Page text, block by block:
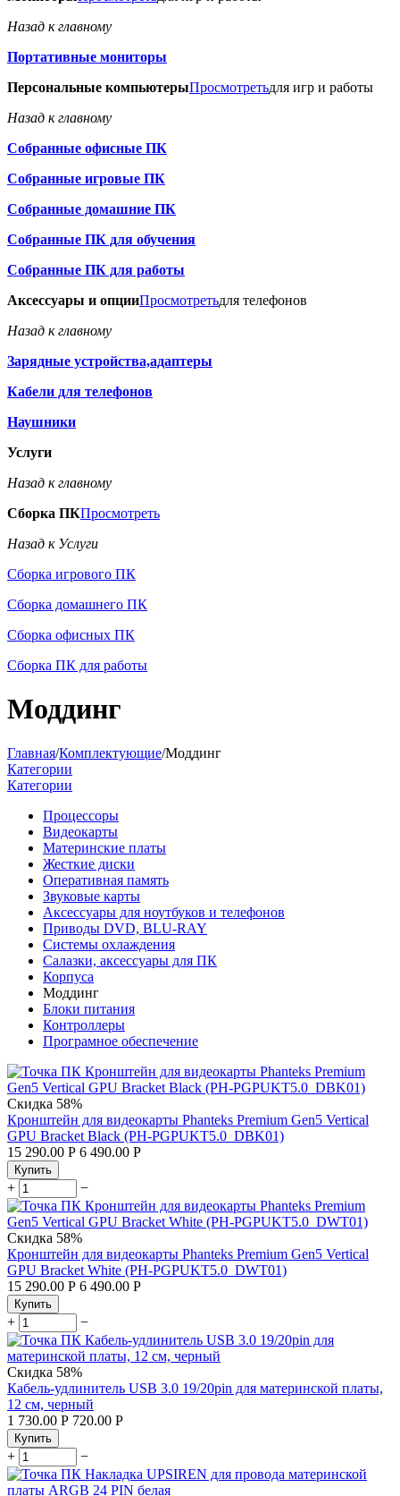
Назад к главному
Портативные мониторы
Персональные компьютерыПросмотретьдля игр и работы
Назад к главному
Собранные офисные ПК
Собранные игровые ПК
Собранные домашние ПК
Собранные ПК для обучения
Собранные ПК для работы
Аксессуары и опцииПросмотретьдля телефонов
Назад к главному
Зарядные устройства,адаптеры
Кабели для телефонов
Наушники
Услуги
Назад к главному
Сборка ПКПросмотреть
Назад к Услуги
Сборка игрового ПК
Сборка домашнего ПК
Сборка офисных ПК
Сборка ПК для работы
Моддинг
Главная/Комплектующие/Моддинг
Категории
Категории
Процессоры
Видеокарты
Материнские платы
Жесткие диски
Оперативная память
Звуковые карты
Аксессуары для ноутбуков и телефонов
Приводы DVD, BLU-RAY
Системы охлаждения
Салазки, аксессуары для ПК
Корпуса
Моддинг
Блоки питания
Контроллеры
Програмное обеспечение
Скидка 58%
Кронштейн для видеокарты Phanteks Premium Gen5 Vertical
GPU Bracket Black (PH-PGPUKT5.0_DBK01)
15 290.00 Р 6 490.00 Р
Купить
+ −
Скидка 58%
Кронштейн для видеокарты Phanteks Premium Gen5 Vertical
GPU Bracket White (PH-PGPUKT5.0_DWT01)
15 290.00 Р 6 490.00 Р
Купить
+ −
Скидка 58%
Кабель-удлинитель USB 3.0 19/20pin для материнской платы,
12 см, черный
1 730.00 Р 720.00 Р
Купить
+ −